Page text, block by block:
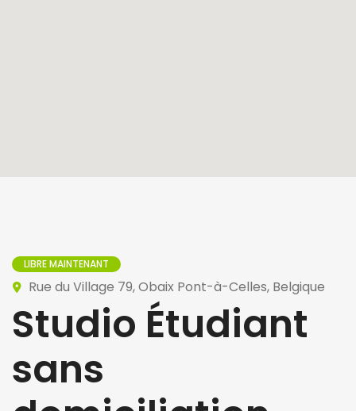
LIBRE MAINTENANT
Rue du Village 79, Obaix Pont-à-Celles, Belgique
Studio Étudiant
sans